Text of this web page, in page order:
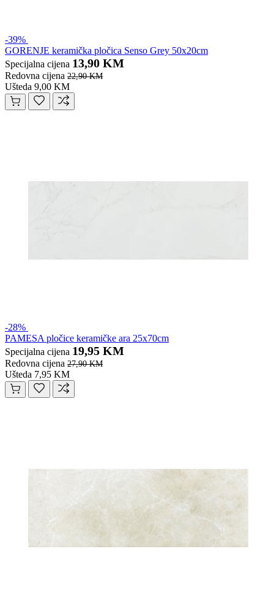
-39%
GORENJE keramička pločica Senso Grey 50x20cm
Specijalna cijena 13,90 KM
Redovna cijena 22,90 KM
Ušteda 9,00 KM
-28%
PAMESA pločice keramičke ara 25x70cm
Specijalna cijena 19,95 KM
Redovna cijena 27,90 KM
Ušteda 7,95 KM